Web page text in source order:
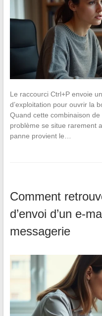
Le raccourci Ctrl+P envoie
d’exploitation pour ouvrir la
Quand cette combinaison
problème se situe rarement
panne provient le…
Comment
d’envoi d’un e-
messagerie